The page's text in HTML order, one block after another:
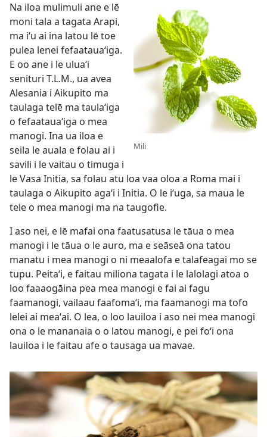
Mili
Na iloa mulimuli ane e lē
moni tala a tagata Arapi,
ma iʻu ai ina latou lē toe
pulea lenei fefaatauaʻiga.
E oo ane i le uluaʻi
senituri T.L.M., ua avea
Alesania i Aikupito ma
taulaga telē ma taulaʻiga
o fefaatauaʻiga o mea
manogi. Ina ua iloa e
seila le auala e folau ai i
savili i le vaitau o timuga i
le Vasa Initia, sa folau atu loa vaa oloa a Roma mai i
taulaga o Aikupito agaʻi i Initia. O le iʻuga, sa maua le
tele o mea manogi ma na taugofie.
I aso nei, e lē mafai ona faatusatusa le tāua o mea
manogi i le tāua o le auro, ma e seāseā ona tatou
manatu i mea manogi o ni meaalofa e talafeagai mo se
tupu. Peitaʻi, e faitau miliona tagata i le lalolagi atoa o
loo faaaogāina pea mea manogi e fai ai fagu
faamanogi, vailaau faafomaʻi, ma faamanogi ma tofo
lelei ai meaʻai. O lea, o loo lauiloa i aso nei mea manogi
ona o le mananaia o o latou manogi, e pei foʻi ona
lauiloa i le faitau afe o tausaga ua mavae.